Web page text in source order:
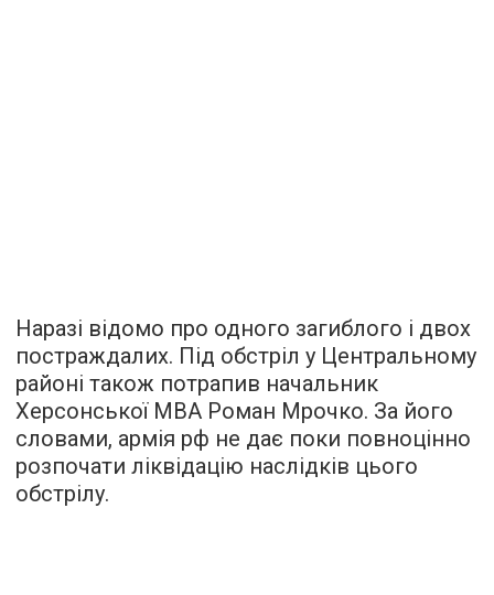
Наразі відомо про одного загиблого і двох
постраждалих. Під обстріл у Центральному
районі також потрапив начальник
Херсонської МВА Роман Мрочко. За його
словами, армія рф не дає поки повноцінно
розпочати ліквідацію наслідків цього
обстрілу.